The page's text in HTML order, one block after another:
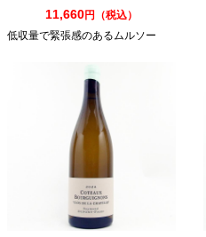
11,660円（税込）
低収量で緊張感のあるムルソー